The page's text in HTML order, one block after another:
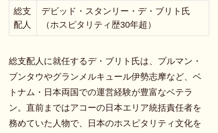
総支
配人
デビッド・スタンリー・デ・ブリト氏
（ホスピタリティ歴30年超）
総支配人に就任するデ・ブリト氏は、プルマン・
ブンタウやグランメルキュール伊勢志摩など、ベ
トナム・日本両国での運営経験が豊富なベテラ
ン。直前まではアコーの日本エリア統括責任者を
務めていた人物で、日本のホスピタリティ文化を